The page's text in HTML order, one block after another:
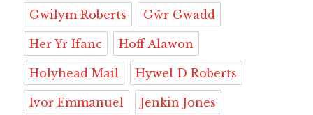
Gwilym Roberts Gŵr Gwadd
Her Yr Ifanc Hoff Alawon
Holyhead Mail Hywel D Roberts
Ivor Emmanuel Jenkin Jones